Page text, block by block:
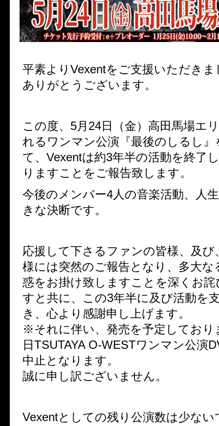
平素よりVexentをご支援いただき
ありがとうございます。
この度、5月24日（金）高田馬場エ
れるワンマン公演『最後のしるし
て、Vexentは約3年半の活動を終了
りますことをご報告致します。
今後のメンバー4人の音楽活動、人
きな決断です。
応援して下さるファンの皆様、及び
様には突然のご報告となり、多大な
惑をお掛け致しますことを深くお
すと共に、この3年半に及び活動を
き、心より感謝申し上げます。
※それに伴い、発売を予定しており
日TSUTAYA O-WESTワンマン公演
中止となります。
誠に申し訳ございません。
Vexentとしての残り公演数は少ない